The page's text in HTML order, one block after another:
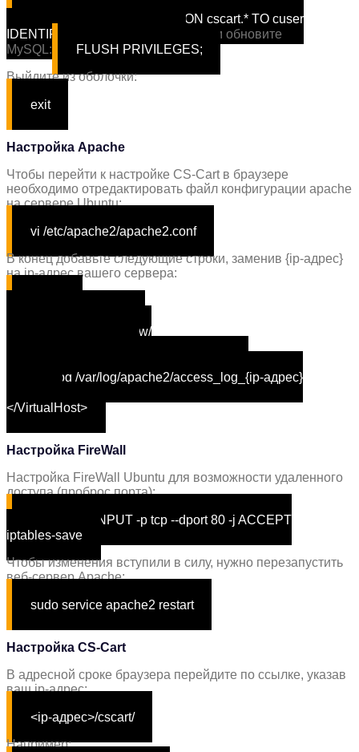
GRANT ALL PRIVILEGES ON cscart.* TO cuser
IDENTIFIED BY
Затем обновите
MySQL:
FLUSH PRIVILEGES;
Выйдите из оболочки:
exit
Настройка Apache
Чтобы перейти к настройке CS-Cart в браузере
необходимо отредактировать файл конфигурации apache
на сервере Ubuntu:
vi /etc/apache2/apache2.conf
В конец добавьте следующие строки, заменив {ip-адрес}
на ip-адрес вашего сервера:
DocumentRoot /var/www/
CustomLog /var/log/apache2/access_ log _{ip-адрес}
</VirtualHost>
Настройка FireWall
Настройка FireWall Ubuntu для возможности удаленного
доступа (проброс порта):
iptables -A INPUT -p tcp --dport 80 -j ACCEPT
iptables-save
Чтобы изменения вступили в силу, нужно перезапустить
веб-сервер Apache:
sudo service apache2 restart
Настройка CS-Cart
В адресной сроке браузера перейдите по ссылке, указав
ваш ip-адрес:
<ip-адрес>/cscart/
Например: